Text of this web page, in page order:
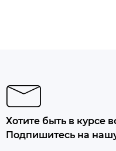
Хотите быть в курсе
Подпишитесь на